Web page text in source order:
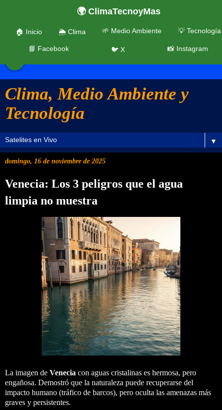
Clima, Medio Ambiente y
Tecnología
🌍 ClimaTecnoyMas
🏠 Inicio 🌦️ Clima 🌱 Medio Ambiente 💡 Tecnología
📘 Facebook 🐦 X 📸 Instagram
▼
domingo, 16 de noviembre de 2025
Venecia: Los 3 peligros que el agua
limpia no muestra
La imagen de Venecia con aguas cristalinas es hermosa, pero
engañosa. Demostró que la naturaleza puede recuperarse del
impacto humano (tráfico de barcos), pero oculta las amenazas más
graves y persistentes.